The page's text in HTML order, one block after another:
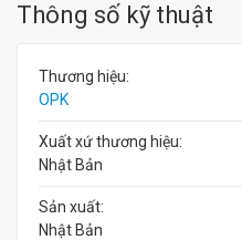
Thông số kỹ thuật
Thương hiệu:
OPK
Xuất xứ thương hiệu:
Nhật Bản
Sản xuất:
Nhật Bản